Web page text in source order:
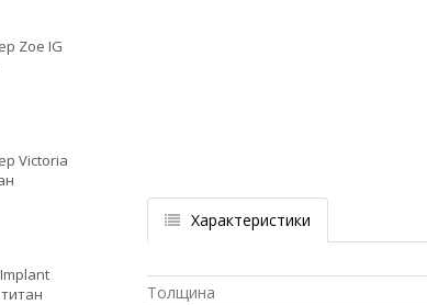
Характеристики
Толщина
Zoe IG
Victoria